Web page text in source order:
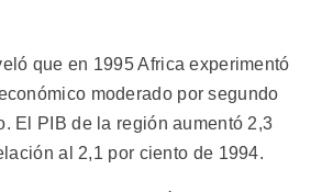
que en 1995 Africa experimentó
moderado por segundo
El PIB de la región aumentó 2,3
al 2,1 por ciento de 1994.